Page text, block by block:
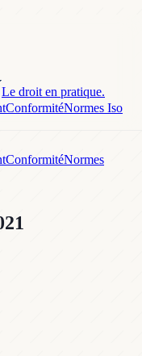
Le droit en pratique.
ConformitéNormes Iso
ConformitéNormes